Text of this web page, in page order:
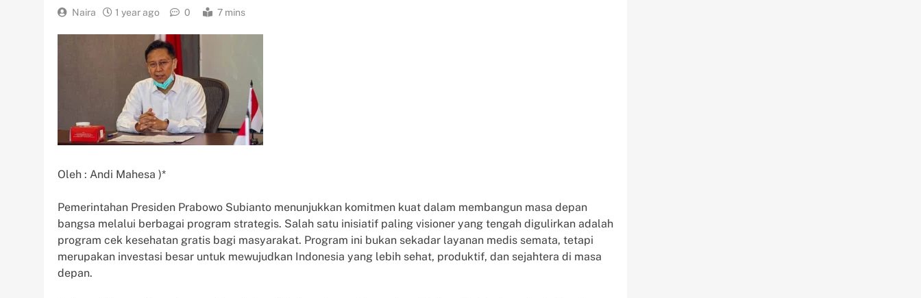
Naira 1 year ago 0 7 mins
Oleh : Andi Mahesa )*
Pemerintahan Presiden Prabowo Subianto menunjukkan komitmen kuat dalam membangun masa depan
bangsa melalui berbagai program strategis. Salah satu inisiatif paling visioner yang tengah digulirkan adalah
program cek kesehatan gratis bagi masyarakat. Program ini bukan sekadar layanan medis semata, tetapi
merupakan investasi besar untuk mewujudkan Indonesia yang lebih sehat, produktif, dan sejahtera di masa
depan.